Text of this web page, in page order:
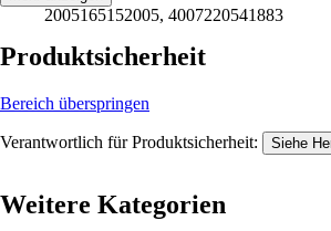
2005165152005, 4007220541883
Produktsicherheit
Bereich überspringen
Verantwortlich für Produktsicherheit: Siehe
Weitere Kategorien